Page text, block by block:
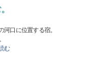
口に位置する宿。
む